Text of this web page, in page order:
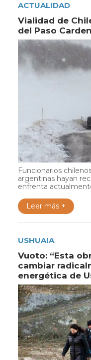
ACTUALIDAD
Vialidad de
del Paso
Funcionarios
argentinas hayan
enfrenta
Leer más +
USHUAIA
Vuoto: “Esta
cambiar
energética de